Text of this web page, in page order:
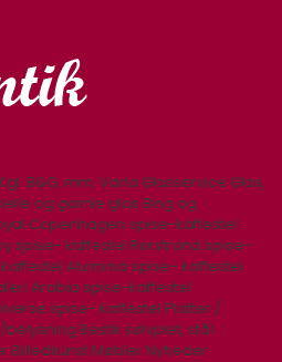
B&G, mm. Varia Glasservice Glas,
og gamle glas Bing og
Copenhagen spise-kaffestel
spise- kaffestel Rørstrand spise-
Aluminia spise- kaffestel
Arabia spise-kaffestel
spise- kaffestel Platter /
belysning Bestik sølvplet, stål
Billedkunst Møbler Nyheder